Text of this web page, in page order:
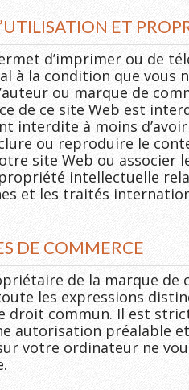
ET
d’imprimer ou de
à la condition que vous
ou marque de
de ce site Web est
interdite à moins
ou reproduire le
site Web ou associer
intellectuelle
et les traités
DE COMMERCE
de la marque de
les expressions
droit commun. Il est
autorisation préalable et
votre ordinateur ne